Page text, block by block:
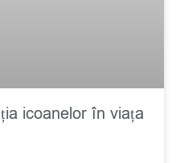
icoanelor în viața